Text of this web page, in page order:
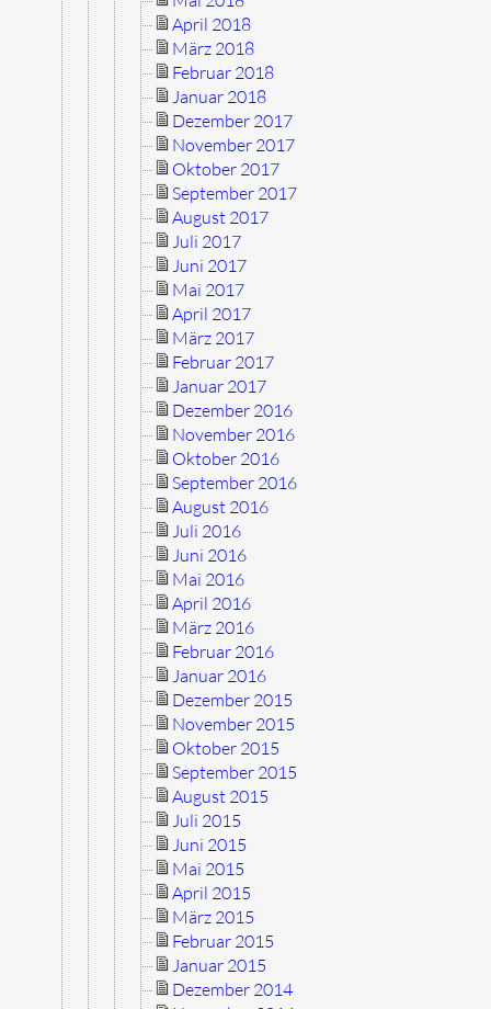
April 2018
März 2018
Februar 2018
Januar 2018
Dezember 2017
November 2017
Oktober 2017
September 2017
August 2017
Juli 2017
Juni 2017
Mai 2017
April 2017
März 2017
Februar 2017
Januar 2017
Dezember 2016
November 2016
Oktober 2016
September 2016
August 2016
Juli 2016
Juni 2016
Mai 2016
April 2016
März 2016
Februar 2016
Januar 2016
Dezember 2015
November 2015
Oktober 2015
September 2015
August 2015
Juli 2015
Juni 2015
Mai 2015
April 2015
März 2015
Februar 2015
Januar 2015
Dezember 2014